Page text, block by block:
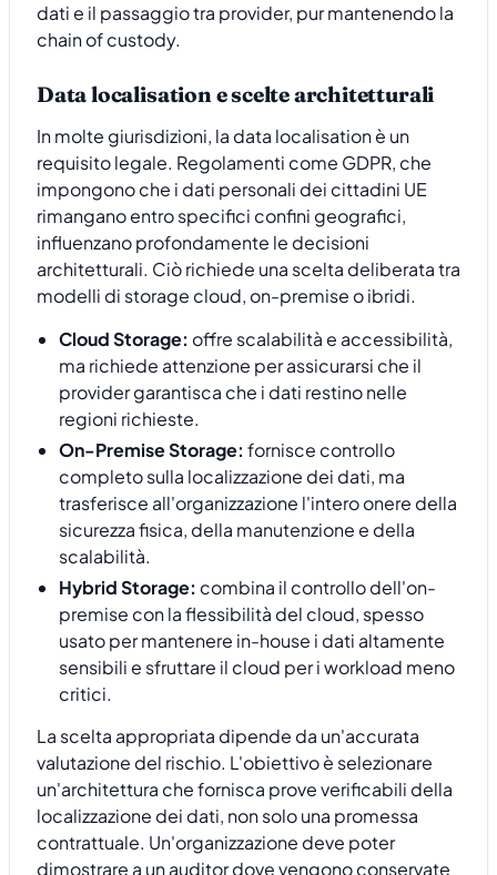
dati e il passaggio tra provider, pur mantenendo la
chain of custody.
Data localisation e scelte architetturali
In molte giurisdizioni, la data localisation è un
requisito legale. Regolamenti come GDPR, che
impongono che i dati personali dei cittadini UE
rimangano entro specifici confini geografici,
influenzano profondamente le decisioni
architetturali. Ciò richiede una scelta deliberata tra
modelli di storage cloud, on-premise o ibridi.
Cloud Storage: offre scalabilità e accessibilità,
ma richiede attenzione per assicurarsi che il
provider garantisca che i dati restino nelle
regioni richieste.
On-Premise Storage: fornisce controllo
completo sulla localizzazione dei dati, ma
trasferisce all'organizzazione l'intero onere della
sicurezza fisica, della manutenzione e della
scalabilità.
Hybrid Storage: combina il controllo dell'on-
premise con la flessibilità del cloud, spesso
usato per mantenere in-house i dati altamente
sensibili e sfruttare il cloud per i workload meno
critici.
La scelta appropriata dipende da un'accurata
valutazione del rischio. L'obiettivo è selezionare
un'architettura che fornisca prove verificabili della
localizzazione dei dati, non solo una promessa
contrattuale. Un'organizzazione deve poter
dimostrare a un auditor dove vengono conservate